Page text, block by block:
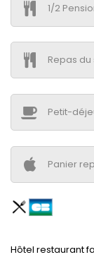
1/2
Repas du
Petit-
Panier
Hôtel restaurant